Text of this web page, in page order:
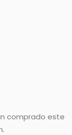
comprado este